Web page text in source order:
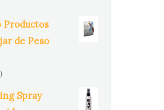
Productos
de Peso
Spray